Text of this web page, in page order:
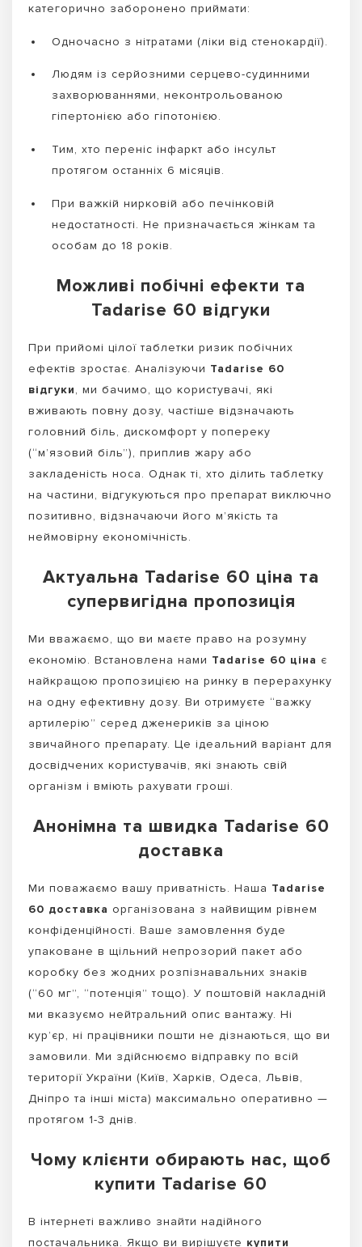
категорично заборонено приймати:
Одночасно з нітратами (ліки від стенокардії).
Людям із серйозними серцево-судинними
захворюваннями, неконтрольованою
гіпертонією або гіпотонією.
Тим, хто переніс інфаркт або інсульт
протягом останніх 6 місяців.
При важкій нирковій або печінковій
недостатності. Не призначається жінкам та
особам до 18 років.
Можливі побічні ефекти та
Tadarise 60 відгуки
При прийомі цілої таблетки ризик побічних
ефектів зростає. Аналізуючи Tadarise 60
відгуки, ми бачимо, що користувачі, які
вживають повну дозу, частіше відзначають
головний біль, дискомфорт у попереку
(“м’язовий біль”), приплив жару або
закладеність носа. Однак ті, хто ділить таблетку
на частини, відгукуються про препарат виключно
позитивно, відзначаючи його м’якість та
неймовірну економічність.
Актуальна Tadarise 60 ціна та
супервигідна пропозиція
Ми вважаємо, що ви маєте право на розумну
економію. Встановлена нами Tadarise 60 ціна є
найкращою пропозицією на ринку в перерахунку
на одну ефективну дозу. Ви отримуєте “важку
артилерію” серед дженериків за ціною
звичайного препарату. Це ідеальний варіант для
досвідчених користувачів, які знають свій
організм і вміють рахувати гроші.
Анонімна та швидка Tadarise 60
доставка
Ми поважаємо вашу приватність. Наша Tadarise
60 доставка організована з найвищим рівнем
конфіденційності. Ваше замовлення буде
упаковане в щільний непрозорий пакет або
коробку без жодних розпізнавальних знаків
(“60 мг”, “потенція” тощо). У поштовій накладній
ми вказуємо нейтральний опис вантажу. Ні
кур’єр, ні працівники пошти не дізнаються, що ви
замовили. Ми здійснюємо відправку по всій
території України (Київ, Харків, Одеса, Львів,
Дніпро та інші міста) максимально оперативно —
протягом 1-3 днів.
Чому клієнти обирають нас, щоб
купити Tadarise 60
В інтернеті важливо знайти надійного
постачальника. Якщо ви вирішуєте купити